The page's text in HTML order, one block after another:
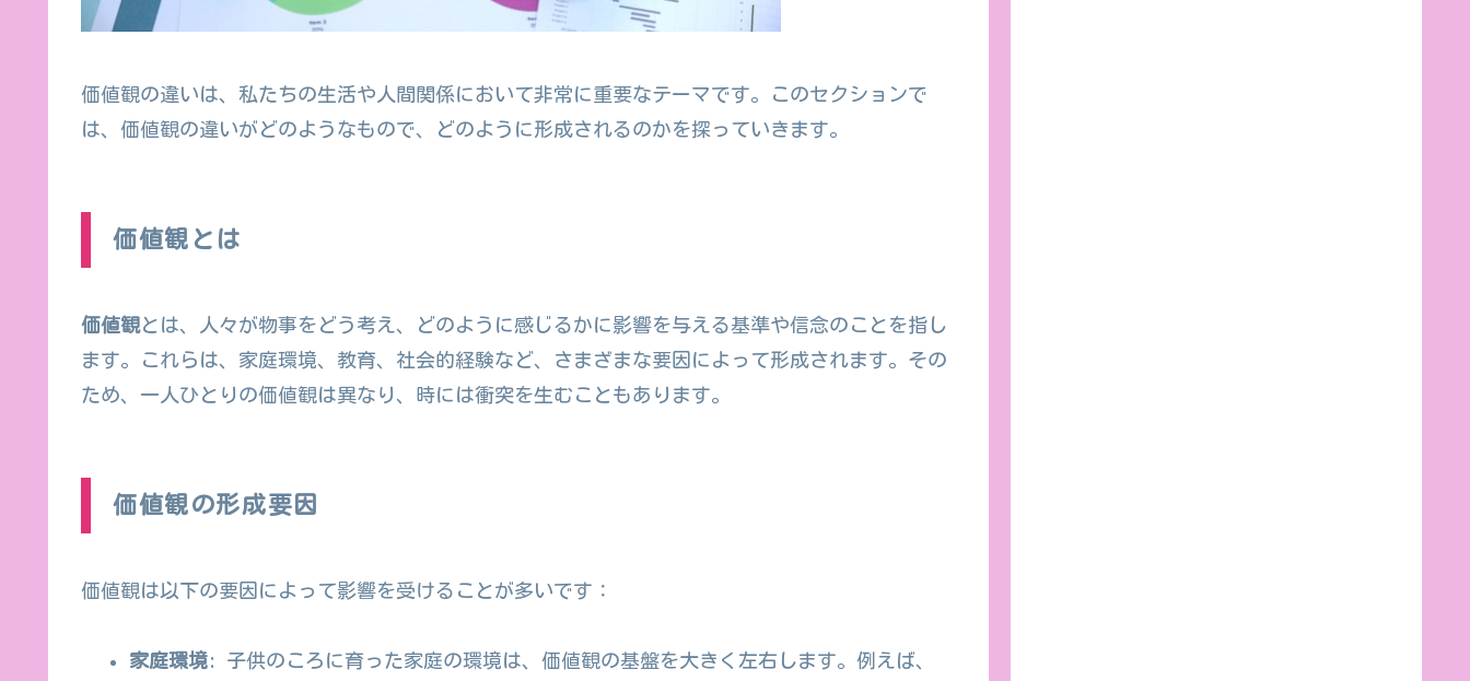
価値観の違いは、私たちの生活や人間関係において非常に重要なテーマです。このセクションで
は、価値観の違いがどのようなもので、どのように形成されるのかを探っていきます。
価値観とは
価値観とは、人々が物事をどう考え、どのように感じるかに影響を与える基準や信念のことを指し
ます。これらは、家庭環境、教育、社会的経験など、さまざまな要因によって形成されます。その
ため、一人ひとりの価値観は異なり、時には衝突を生むこともあります。
価値観の形成要因
価値観は以下の要因によって影響を受けることが多いです：
家庭環境: 子供のころに育った家庭の環境は、価値観の基盤を大きく左右します。例えば、